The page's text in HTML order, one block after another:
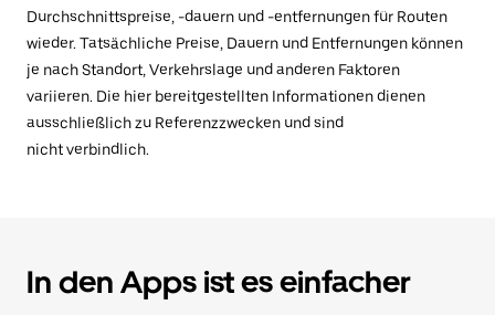
Durchschnittspreise, -dauern und -entfernungen für Routen
wieder. Tatsächliche Preise, Dauern und Entfernungen können
je nach Standort, Verkehrslage und anderen Faktoren
variieren. Die hier bereitgestellten Informationen dienen
ausschließlich zu Referenzzwecken und sind
nicht verbindlich.
In den Apps ist es einfacher